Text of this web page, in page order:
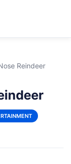
Reindeer